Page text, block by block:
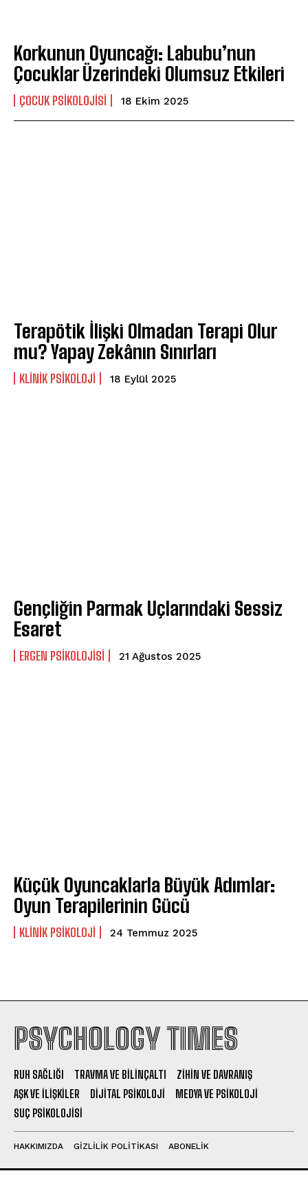
Gizlilik politikasınıokudum, onaylıyorum.
Korkunun Oyuncağı: Labubu’nun
Çocuklar Üzerindeki Olumsuz Etkileri
ÇOCUK PSIKOLOJISI 18 Ekim 2025
Terapötik İlişki Olmadan Terapi Olur
mu? Yapay Zekânın Sınırları
KLINIK PSIKOLOJI 18 Eylül 2025
Gençliğin Parmak Uçlarındaki Sessiz
Esaret
ERGEN PSIKOLOJISI 21 Ağustos 2025
Küçük Oyuncaklarla Büyük Adımlar:
Oyun Terapilerinin Gücü
KLINIK PSIKOLOJI 24 Temmuz 2025
PSYCHOLOGY TIMES
RUH SAĞLIĞI TRAVMA VE BILINÇALTI
ZIHIN VE DAVRANIŞ
AŞK VE İLIŞKILER
DIJITAL PSIKOLOJI
MEDYA VE PSIKOLOJI
SUÇ PSIKOLOJISI
HAKKIMIZDA GIZLILIK POLITIKASI ABONELIK